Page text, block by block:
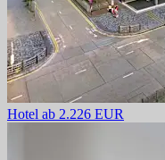
Hotel ab 2.226 EUR